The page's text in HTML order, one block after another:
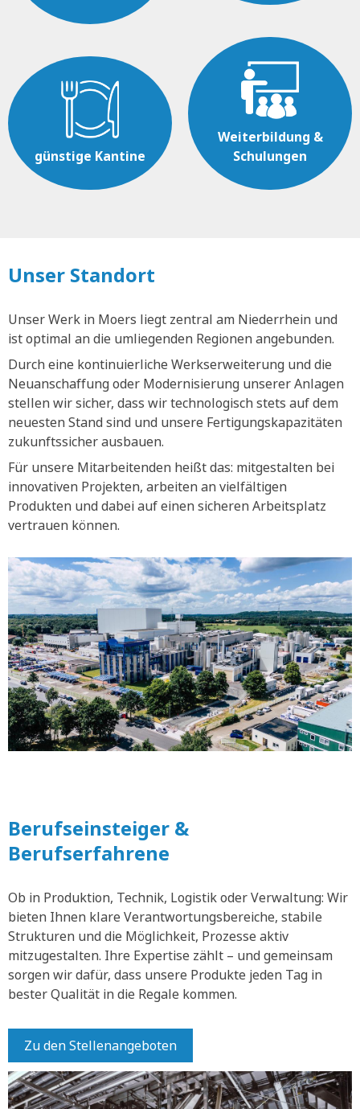
günstige Kantine
Weiterbildung &
Schulungen
Unser Standort
Unser Werk in Moers liegt zentral am Niederrhein und
ist optimal an die umliegenden Regionen angebunden.
Durch eine kontinuierliche Werkserweiterung und die
Neuanschaffung oder Modernisierung unserer Anlagen
stellen wir sicher, dass wir technologisch stets auf dem
neuesten Stand sind und unsere Fertigungskapazitäten
zukunftssicher ausbauen.
Für unsere Mitarbeitenden heißt das: mitgestalten bei
innovativen Projekten, arbeiten an vielfältigen
Produkten und dabei auf einen sicheren Arbeitsplatz
vertrauen können.
Berufseinsteiger &
Berufserfahrene
Ob in Produktion, Technik, Logistik oder Verwaltung: Wir
bieten Ihnen klare Verantwortungsbereiche, stabile
Strukturen und die Möglichkeit, Prozesse aktiv
mitzugestalten. Ihre Expertise zählt – und gemeinsam
sorgen wir dafür, dass unsere Produkte jeden Tag in
bester Qualität in die Regale kommen.
Zu den Stellenangeboten